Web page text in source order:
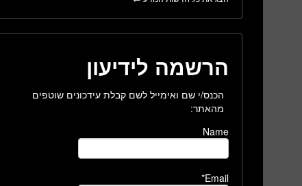
הרשמה לידיעון
הכנס/י שם ואימייל לשם קבלת עידכונים שוטפים
מהאתר:
Name
Email*